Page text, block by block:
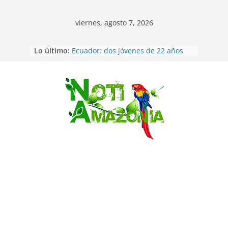
Saltar
viernes, agosto 7, 2026
Lo último: Ecuador: dos jóvenes de 22 años
Sentencian a 34 años de prisión a
implicados en caso de Alison,
oriunda de Tena
Vozinha, el arquero sensación de
cabo Verde, ya llegó para
incorporarse a Colo Colo de Chile
Pastaza: la parroquia Diez de